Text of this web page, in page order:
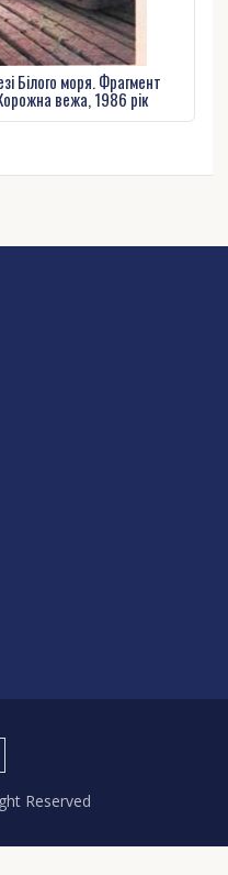
Білого моря. Фрагмент
вежа, 1986 рік
Reserved